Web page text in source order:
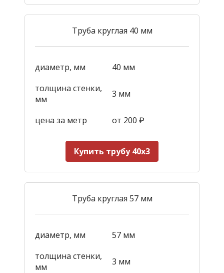
Труба круглая 40 мм
диаметр, мм
40 мм
толщина стенки,
мм
3 мм
цена за метр от 200 ₽
Купить трубу 40х3
Труба круглая 57 мм
диаметр, мм
57 мм
толщина стенки,
мм
3 мм